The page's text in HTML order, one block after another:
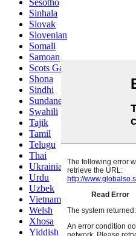
Sesotho
Sinhala
Slovak
Slovenian
Somali
Samoan
Scots Gaelic
Shona
Sindhi
Sundanese
Swahili
Tajik
Tamil
Telugu
Thai
Ukrainian
Urdu
Uzbek
Vietnamese
Welsh
Xhosa
Yiddish